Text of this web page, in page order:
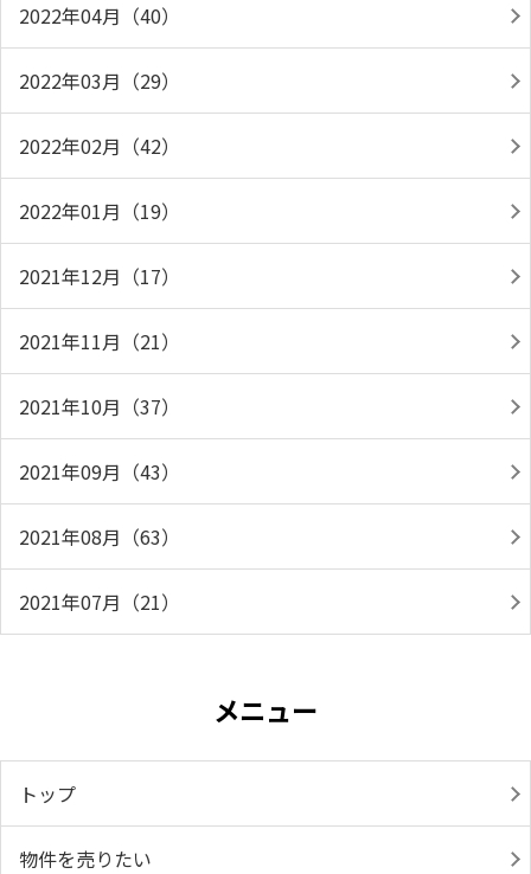
2022年04月（40）
2022年03月（29）
2022年02月（42）
2022年01月（19）
2021年12月（17）
2021年11月（21）
2021年10月（37）
2021年09月（43）
2021年08月（63）
2021年07月（21）
メニュー
トップ
物件を売りたい